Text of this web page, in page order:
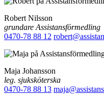
Robert Nilsson
grundare Assistansförmedling
0470-78 88 12
Maja Johansson
leg. sjuksköterska
0470-78 88 13